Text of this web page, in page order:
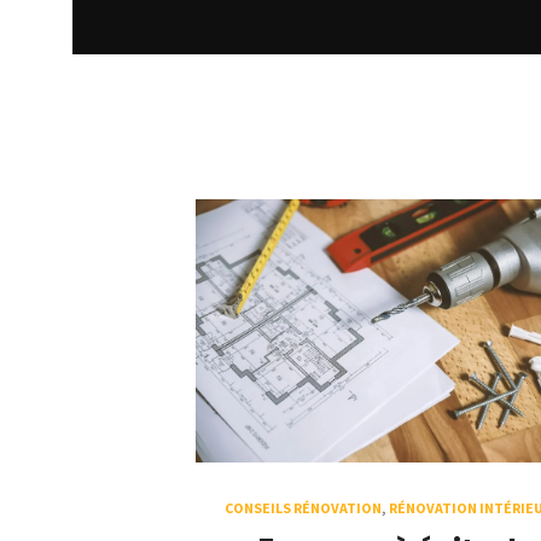
CONSEILS RÉNOVATION, RÉNOVATION